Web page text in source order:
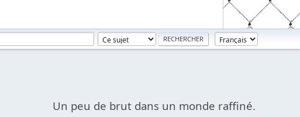
Un peu de brut dans un monde raffiné.